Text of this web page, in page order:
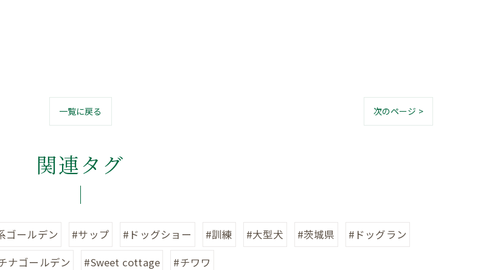
一覧に戻る 次のページ >
関連タグ
ゴールデン #サップ #ドッグショー #訓練 #大型犬 #茨城県
#ドッグラン
ナゴールデン
#Sweet cottage #チワワ